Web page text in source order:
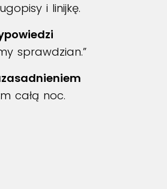
i linijkę.
sprawdzian.”
całą noc.